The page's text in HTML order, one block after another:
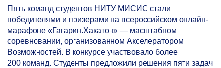
Пять команд студентов НИТУ МИСИС стали
победителями и призерами на всероссийском онлайн-
марафоне «Гагарин.Хакатон» — масштабном
соревновании, организованном Акселератором
Возможностей. В конкурсе участвовало более
200 команд. Студенты предложили решения пяти задач